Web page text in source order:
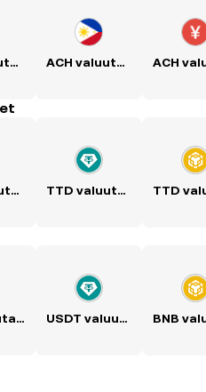
ACH valuutaksi PKR ACH valuutaksi PHP
TTD valuutaksi ETH TTD valuutaksi USDT
ETH valuutaksi TTD USDT valuutaksi TTD